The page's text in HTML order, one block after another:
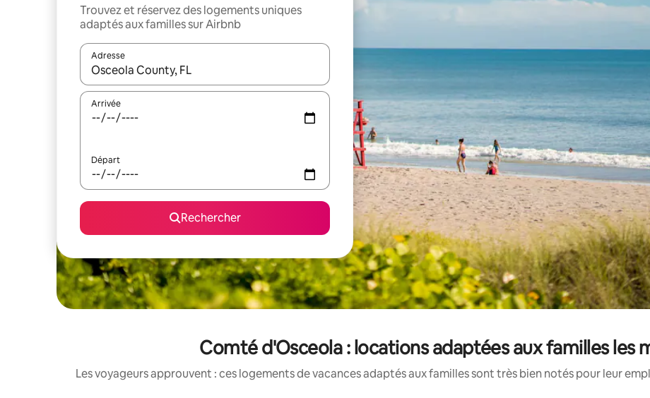
Trouvez et réservez des logements uniques
adaptés aux familles sur Airbnb
Adresse
Lorsque les résultats s'affichent, utilisez les flèches vers le haut et vers le bas pour les parcourir ou en appuyant et en faisant
Arrivée
Départ
Rechercher
Comté d'Osceola : locations adaptées aux familles les
Les voyageurs approuvent : ces logements de vacances adaptés aux familles sont très bien notés pour leur